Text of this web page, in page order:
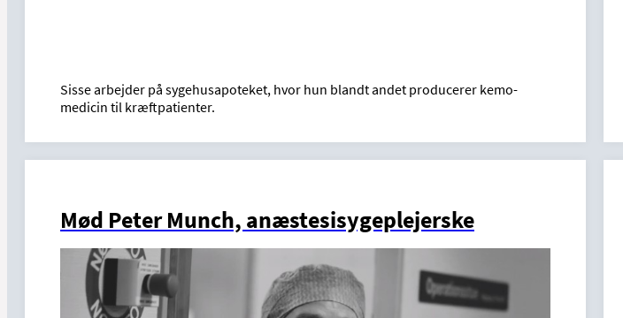
Sisse arbejder på sygehusapoteket, hvor hun blandt andet producerer kemo-
medicin til kræftpatienter.
Mød Peter Munch, anæstesisygeplejerske